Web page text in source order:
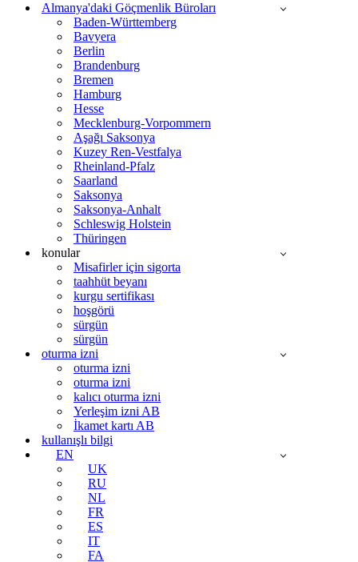
Almanya'daki Göçmenlik Büroları
Baden-Württemberg
Bavyera
Berlin
Brandenburg
Bremen
Hamburg
Hesse
Mecklenburg-Vorpommern
Aşağı Saksonya
Kuzey Ren-Vestfalya
Rheinland-Pfalz
Saarland
Saksonya
Saksonya-Anhalt
Schleswig Holstein
Thüringen
konular
Misafirler için sigorta
taahhüt beyanı
kurgu sertifikası
hoşgörü
sürgün
sürgün
oturma izni
oturma izni
oturma izni
kalıcı oturma izni
Yerleşim izni AB
İkamet kartı AB
kullanışlı bilgi
EN
UK
RU
NL
FR
ES
IT
FA